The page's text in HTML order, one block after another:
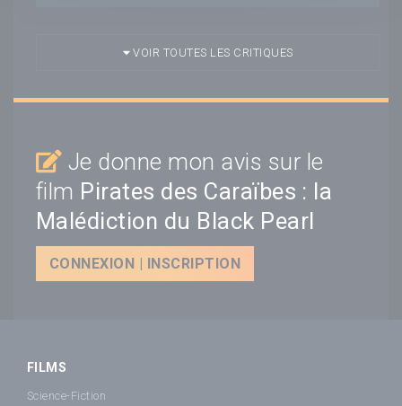
VOIR TOUTES LES CRITIQUES
Je donne mon avis sur le
film Pirates des Caraïbes : la
Malédiction du Black Pearl
CONNEXION | INSCRIPTION
FILMS
Science-Fiction